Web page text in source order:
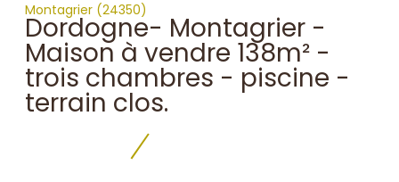
Montagrier (24350)
Dordogne- Montagrier -
Maison à vendre 138m² -
trois chambres - piscine -
terrain clos.